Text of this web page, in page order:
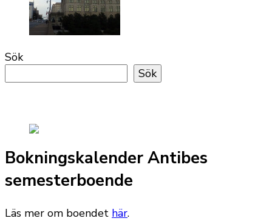
Sök
Sök
Bokningskalender Antibes
semesterboende
Läs mer om boendet här.